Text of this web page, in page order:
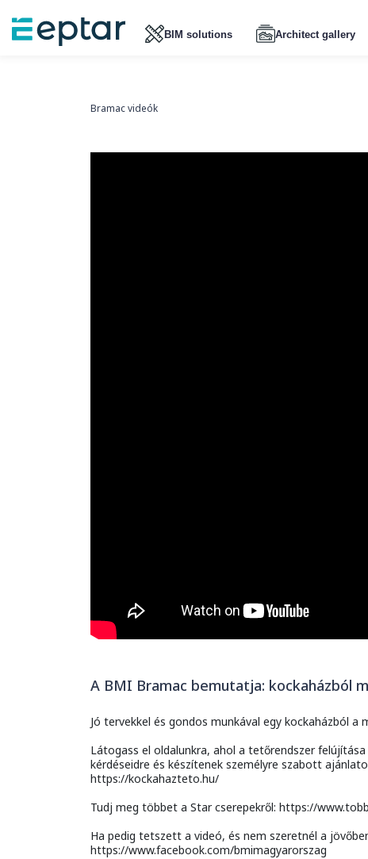
BIM solutions Architect gallery
Bramac videók
A BMI Bramac bemutatja: kockaházból
Jó tervekkel és gondos munkával egy kockaházból
Látogass el oldalunkra, ahol a tetőrendszer
kérdéseidre és készítenek személyre szabott
https://kockahazteto.hu/
Tudj meg többet a Star cserepekről: https://
Ha pedig tetszett a videó, és nem szeretnél a
https://www.facebook.com/bmimagyarorszag